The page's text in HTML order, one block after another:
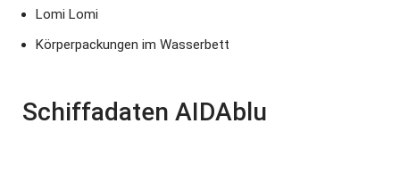
Lomi Lomi
Körperpackungen im Wasserbett
Schiffadaten AIDAblu